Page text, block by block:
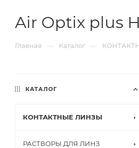
Air Optix plus
Главная — Каталог —
КАТАЛОГ
КОНТАКТНЫЕ ЛИНЗЫ
РАСТВОРЫ ДЛЯ ЛИНЗ